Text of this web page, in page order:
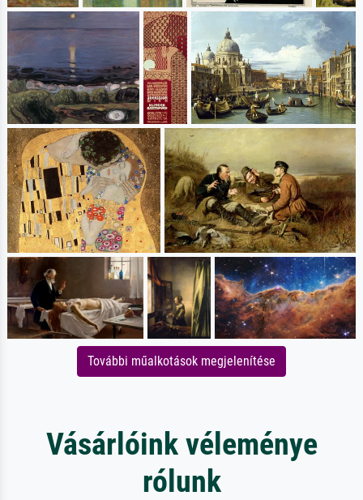
További műalkotások megjelenítése
Vásárlóink véleménye
rólunk